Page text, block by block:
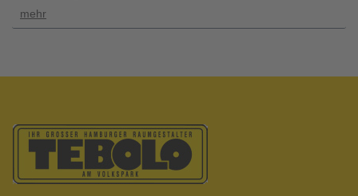
mehr